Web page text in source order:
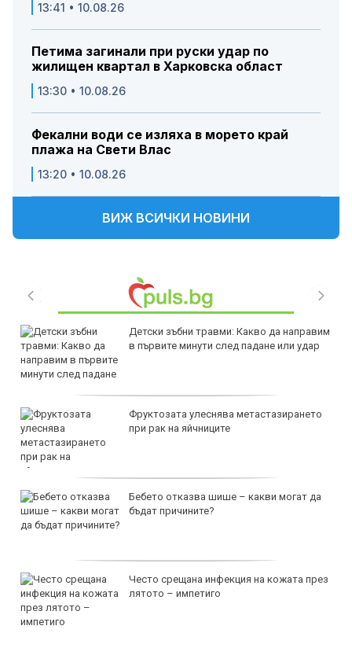
13:41 • 10.08.26
Петима загинали при руски удар по
жилищен квартал в Харковска област
13:30 • 10.08.26
Фекални води се изляха в морето край
плажа на Свети Влас
13:20 • 10.08.26
ВИЖ ВСИЧКИ НОВИНИ
Детски зъбни травми: Какво да направим
в първите минути след падане или удар
Фруктозата улеснява метастазирането
при рак на яйчниците
Бебето отказва шише – какви могат да
бъдат причините?
Често срещана инфекция на кожата през
лятото – импетиго